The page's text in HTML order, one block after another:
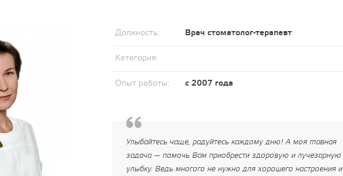
Должность: Врач стоматолог-терапевт
Категория:
Опыт работы: с 2007 года
Улыбайтесь чаще, радуйтесь каждому дню! А моя главная
задача — помочь Вам приобрести здоровую и лучезарную
улыбку. Ведь многого не нужно для хорошего настроения и